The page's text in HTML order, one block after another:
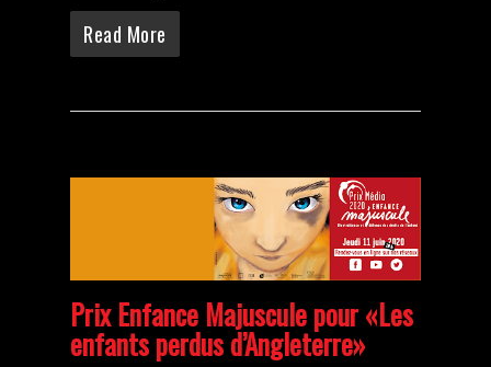
Read More
Prix Enfance Majuscule pour «Les
enfants perdus d’Angleterre»